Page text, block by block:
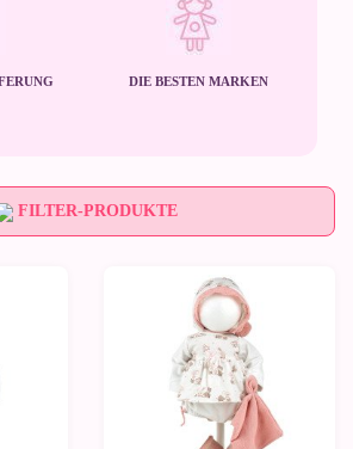
DIE BESTEN MARKEN
FILTER-PRODUKTE